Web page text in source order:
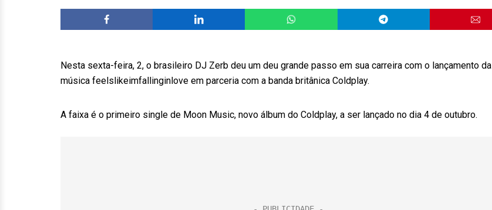
Nesta sexta-feira, 2, o brasileiro DJ Zerb deu um deu grande passo em sua carreira com o lançamento da
música feelslikeimfallinginlove em parceria com a banda britânica Coldplay.
A faixa é o primeiro single de Moon Music, novo álbum do Coldplay, a ser lançado no dia 4 de outubro.